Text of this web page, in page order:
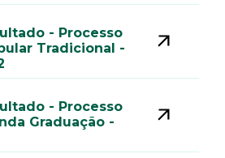
- Processo
Tradicional -
- Processo
Graduação -